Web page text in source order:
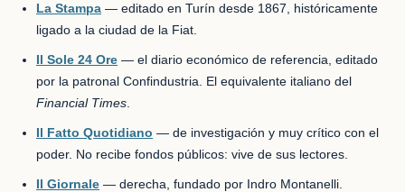
La Stampa — editado en Turín desde 1867, históricamente
ligado a la ciudad de la Fiat.
Il Sole 24 Ore — el diario económico de referencia, editado
por la patronal Confindustria. El equivalente italiano del
Financial Times
Il Fatto Quotidiano — de investigación y muy crítico con el
poder. No recibe fondos públicos: vive de sus lectores.
Il Giornale — derecha, fundado por Indro Montanelli.